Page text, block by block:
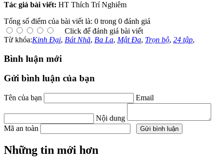
Tác giả bài viết: HT Thích Trí Nghiêm
Tổng số điểm của bài viết là: 0 trong 0 đánh giá
Click để đánh giá bài viết
Từ khóa:Kinh Đại, Bát Nhã, Ba La, Mật Đa, Trọn bộ, 24 tập,
Bình luận mới
Gửi bình luận của bạn
Tên của bạn Email
Nội dung
Mã an toàn
Những tin mới hơn